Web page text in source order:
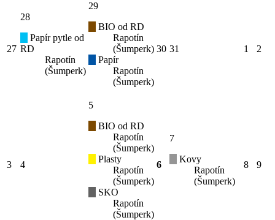
27
28
Papír pytle od
RD
Rapotín
(Šumperk)
29
BIO od RD
Rapotín
(Šumperk)
Papír
Rapotín
(Šumperk)
30 31 1 2
3 4
5
BIO od RD
Rapotín
(Šumperk)
Plasty
Rapotín
(Šumperk)
SKO
Rapotín
(Šumperk)
6
7
Kovy
Rapotín
(Šumperk)
8 9